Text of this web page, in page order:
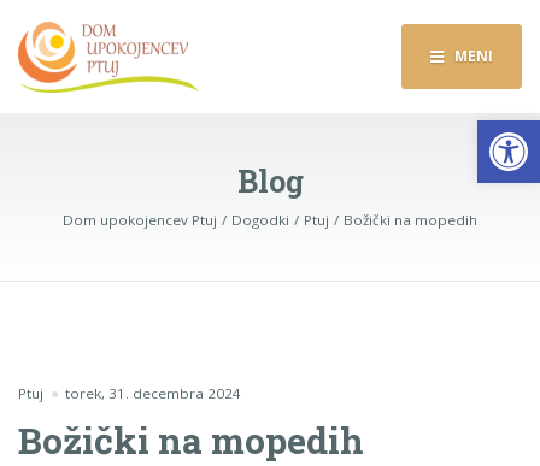
MENI
Blog
Dom upokojencev Ptuj Dogodki Ptuj Božički na mopedih
Ptuj torek, 31. decembra 2024
Božički na mopedih